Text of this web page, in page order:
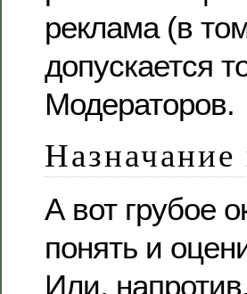
реклама (в
допускается
Модераторов.
Назначание
А вот грубое
понять и
Или,